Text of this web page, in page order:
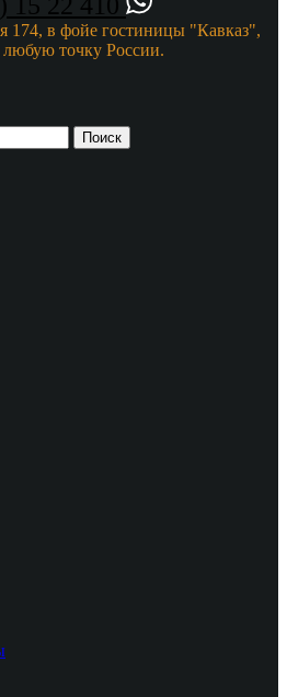
174, в фойе гостиницы "Кавказ",
любую точку России.